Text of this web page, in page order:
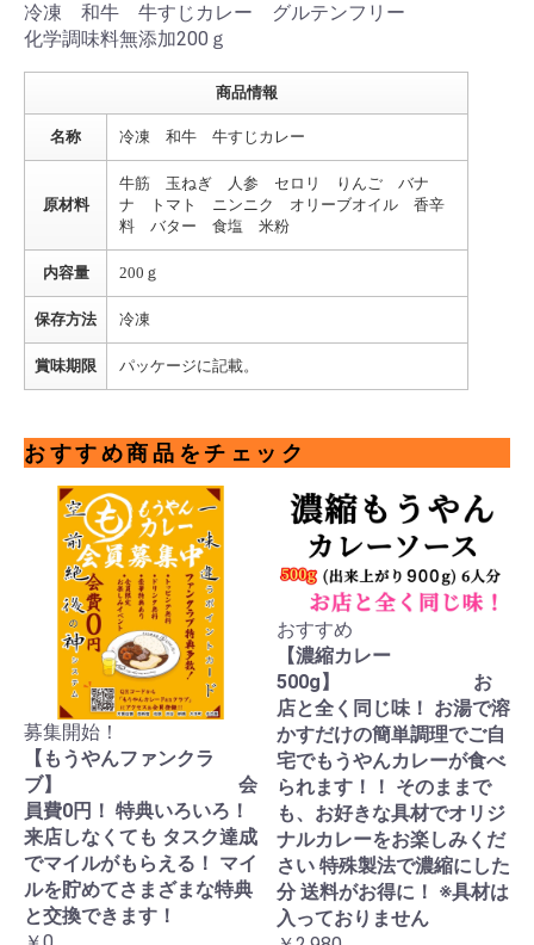
冷凍 和牛 牛すじカレー グルテンフリー
化学調味料無添加200ｇ
商品情報
名称 冷凍 和牛 牛すじカレー
原材料
牛筋 玉ねぎ 人参 セロリ りんご バナ
ナ トマト ニンニク オリーブオイル 香辛
料 バター 食塩 米粉
内容量 200ｇ
保存方法 冷凍
賞味期限 パッケージに記載。
おすすめ商品をチェック
募集開始！
【もうやんファンクラ
ブ】 会
員費0円！ 特典いろいろ！
来店しなくても タスク達成
でマイルがもらえる！ マイ
ルを貯めてさまざまな特典
と交換できます！
おすすめ
【濃縮カレー
500g】 お
店と全く同じ味！ お湯で溶
かすだけの簡単調理でご自
宅でもうやんカレーが食べ
られます！！ そのままで
も、お好きな具材でオリジ
ナルカレーをお楽しみくだ
さい 特殊製法で濃縮にした
分 送料がお得に！ ※具材は
入っておりません